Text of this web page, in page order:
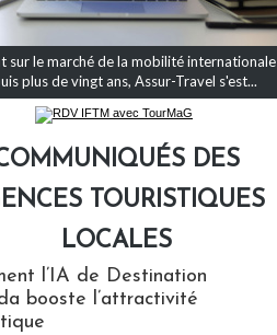
sur le marché de la mobilité internationale
plus de vingt ans, Assur-Travel s'est...
DES
TOURISTIQUES
LOCALES
l’IA de Destination
booste l’attractivité